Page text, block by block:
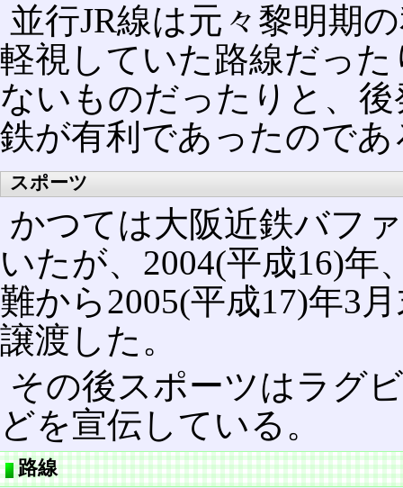
並行JR線は元々黎明期
軽視していた路線だっ
ないものだったりと、
鉄が有利であったのであ
スポーツ
かつては大阪近鉄バフ
いたが、2004(平成16)
難から2005(平成17)年3
譲渡した。
その後スポーツはラグ
どを宣伝している。
路線